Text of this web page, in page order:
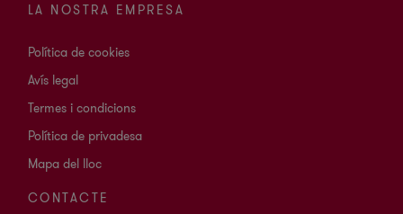
LA NOSTRA EMPRESA
Política de cookies
Avís legal
Termes i condicions
Política de privadesa
Mapa del lloc
CONTACTE